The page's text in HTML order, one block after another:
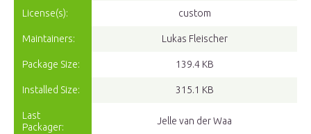
License(s): custom
Maintainers: Lukas Fleischer
Package Size: 139.4 KB
Installed Size: 315.1 KB
Last
Packager:
Jelle van der Waa